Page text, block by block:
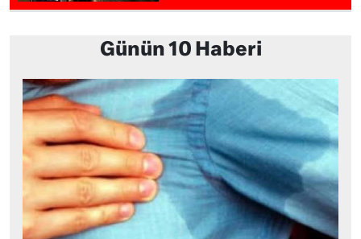
Günün 10 Haberi